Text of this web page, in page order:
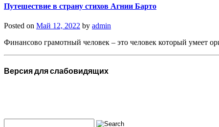
Путешествие в страну стихов Агнии Барто
Posted on Май 12, 2022 by admin
Финансово грамотный человек – это человек который умеет
Версия для слабовидящих